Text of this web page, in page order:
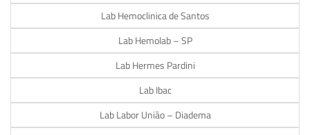
Lab Hemoclinica de Santos
Lab Hemolab – SP
Lab Hermes Pardini
Lab Ibac
Lab Labor União – Diadema